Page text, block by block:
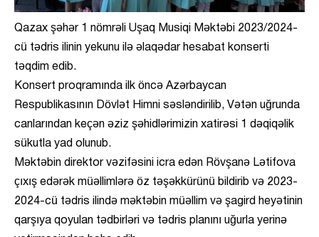
Qazax şəhər 1 nömrəli Uşaq Musiqi Məktəbi 2023/2024-
cü tədris ilinin yekunu ilə əlaqədar hesabat konserti
təqdim edib.
Konsert proqramında ilk öncə Azərbaycan
Respublikasının Dövlət Himni səsləndirilib, Vətən uğrunda
canlarından keçən əziz şəhidlərimizin xatirəsi 1 dəqiqəlik
sükutla yad olunub.
Məktəbin direktor vəzifəsini icra edən Rövşanə Lətifova
çıxış edərək müəllimlərə öz təşəkkürünü bildirib və 2023-
2024-cü tədris ilində məktəbin müəllim və şagird heyətinin
qarşıya qoyulan tədbirləri və tədris planını uğurla yerinə